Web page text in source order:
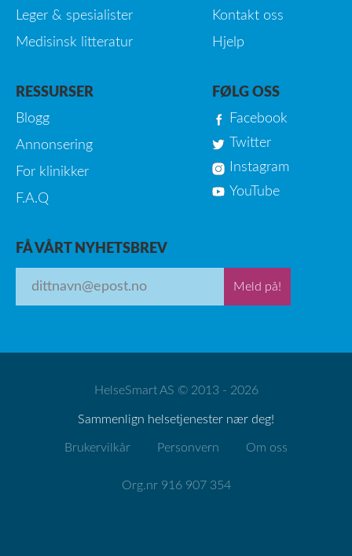
Leger & spesialister
Medisinsk litteratur
Kontakt oss
Hjelp
RESSURSER
Blogg
Annonsering
For klinikker
F.A.Q
FØLG OSS
Facebook
Twitter
Instagram
YouTube
FÅ VÅRT NYHETSBREV
Meld på!
HelseSmart AS © 2013 - 2026
Sammenlign helsetjenester nær deg!
Brukervilkår Personvern Om oss
Org.nr 916 907 354